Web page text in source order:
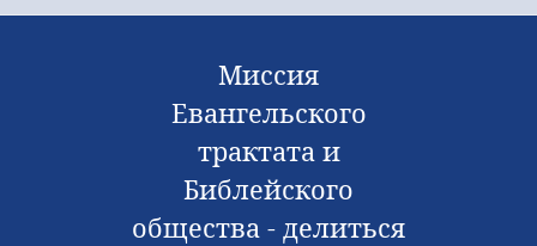
Миссия
Евангельского
трактата и
Библейского
общества - делиться